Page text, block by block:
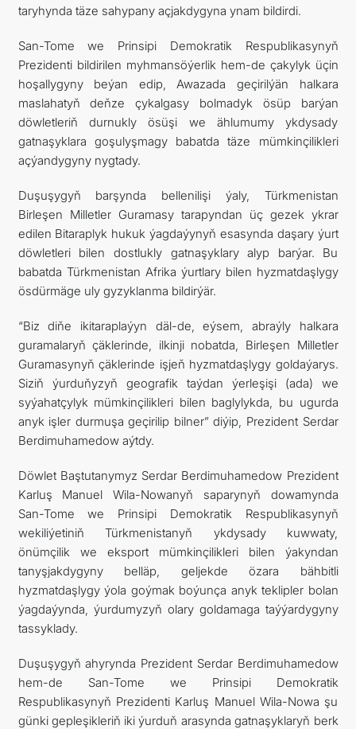
taryhynda täze sahypany açjakdygyna ynam bildirdi.
San-Tome we Prinsipi Demokratik Respublikasynyň
Prezidenti bildirilen myhmansöýerlik hem-de çakylyk üçin
hoşallygyny beýan edip, Awazada geçirilýän halkara
maslahatyň deňze çykalgasy bolmadyk ösüp barýan
döwletleriň durnukly ösüşi we ählumumy ykdysady
gatnaşyklara goşulyşmagy babatda täze mümkinçilikleri
açýandygyny nygtady.
Duşuşygyň barşynda bellenilişi ýaly, Türkmenistan
Birleşen Milletler Guramasy tarapyndan üç gezek ykrar
edilen Bitaraplyk hukuk ýagdaýynyň esasynda daşary ýurt
döwletleri bilen dostlukly gatnaşyklary alyp barýar. Bu
babatda Türkmenistan Afrika ýurtlary bilen hyzmatdaşlygy
ösdürmäge uly gyzyklanma bildirýär.
“Biz diňe ikitaraplaýyn däl-de, eýsem, abraýly halkara
guramalaryň çäklerinde, ilkinji nobatda, Birleşen Milletler
Guramasynyň çäklerinde işjeň hyzmatdaşlygy goldaýarys.
Siziň ýurduňyzyň geografik taýdan ýerleşişi (ada) we
syýahatçylyk mümkinçilikleri bilen baglylykda, bu ugurda
anyk işler durmuşa geçirilip bilner” diýip, Prezident Serdar
Berdimuhamedow aýtdy.
Döwlet Baştutanymyz Serdar Berdimuhamedow Prezident
Karluş Manuel Wila-Nowanyň saparynyň dowamynda
San-Tome we Prinsipi Demokratik Respublikasynyň
wekiliýetiniň Türkmenistanyň ykdysady kuwwaty,
önümçilik we eksport mümkinçilikleri bilen ýakyndan
tanyşjakdygyny belläp, geljekde özara bähbitli
hyzmatdaşlygy ýola goýmak boýunça anyk teklipler bolan
ýagdaýynda, ýurdumyzyň olary goldamaga taýýardygyny
tassyklady.
Duşuşygyň ahyrynda Prezident Serdar Berdimuhamedow
hem-de San-Tome we Prinsipi Demokratik
Respublikasynyň Prezidenti Karluş Manuel Wila-Nowa şu
günki gepleşikleriň iki ýurduň arasynda gatnaşyklaryň berk